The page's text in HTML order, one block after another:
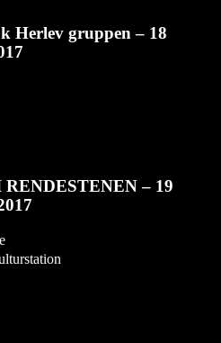
Herlev gruppen – 18
– 19